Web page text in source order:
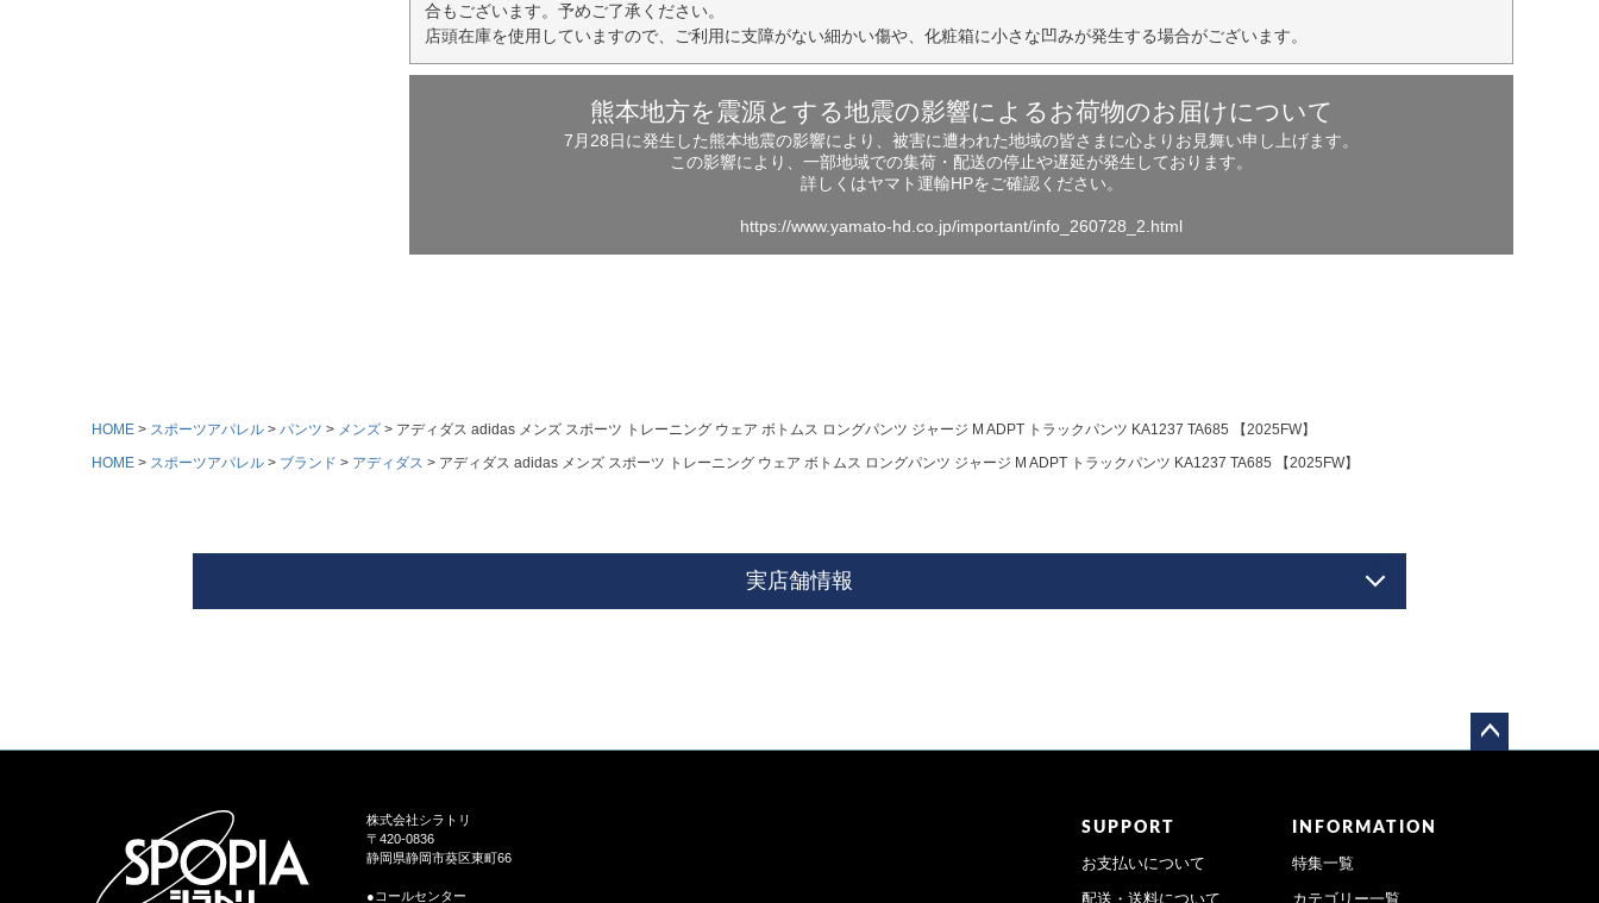
合もございます。予めご了承ください。
店頭在庫を使用していますので、ご利用に支障がない細かい傷や、化粧箱に小さな凹みが発生する場合がございます。
熊本地方を震源とする地震の影響によるお荷物のお届けについて
7月28日に発生した熊本地震の影響により、被害に遭われた地域の皆さまに心よりお見舞い申し上げます。
この影響により、一部地域での集荷・配送の停止や遅延が発生しております。
詳しくはヤマト運輸HPをご確認ください。
https://www.yamato-hd.co.jp/important/info_260728_2.html
HOME スポーツアパレル パンツ メンズ
アディダス adidas メンズ スポーツ トレーニング ウェア ボトムス ロングパンツ ジャージ M ADPT トラックパンツ KA1237 TA685 【2025FW】
HOME
スポーツアパレル ブランド アディダス アディダス adidas メンズ スポーツ トレーニング ウェア ボトムス ロングパンツ ジャージ M ADPT トラックパンツ KA1237 TA685 【2025FW】
実店舗情報
株式会社シラトリ
〒420-0836
静岡県静岡市葵区東町66
●コールセンター
SUPPORT
お支払いについて
配送・送料について
INFORMATION
特集一覧
カテゴリー一覧